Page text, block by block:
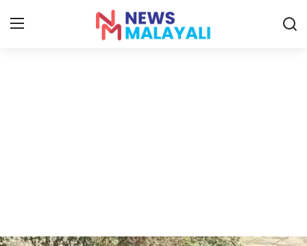
Entertainment